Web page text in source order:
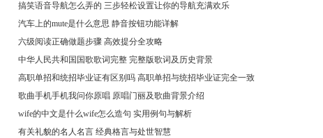
搞笑语音导航怎么弄的 三步轻松设置让你的导航充满欢乐
汽车上的mute是什么意思 静音按钮功能详解
六级阅读正确做题步骤 高效提分全攻略
中华人民共和国国歌歌词完整 完整版歌词及历史背景
高职单招和统招毕业证有区别吗 高职单招与统招毕业证完全一致
详解
歌曲手机手机我问你原唱 原唱门丽及歌曲背景介绍
wife的中文是什么wife怎么造句 实用例句与解析
有关礼貌的名人名言 经典格言与处世智慧